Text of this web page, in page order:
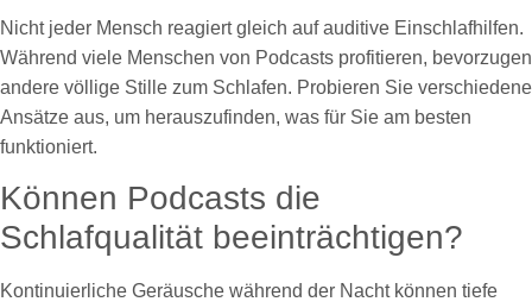
Nicht jeder Mensch reagiert gleich auf auditive Einschlafhilfen.
Während viele Menschen von Podcasts profitieren, bevorzugen
andere völlige Stille zum Schlafen. Probieren Sie verschiedene
Ansätze aus, um herauszufinden, was für Sie am besten
funktioniert.
Können Podcasts die
Schlafqualität beeinträchtigen?
Kontinuierliche Geräusche während der Nacht können tiefe